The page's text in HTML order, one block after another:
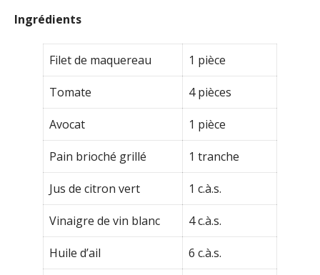
Ingrédients
Filet de maquereau 1 pièce
Tomate 4 pièces
Avocat 1 pièce
Pain brioché grillé 1 tranche
Jus de citron vert 1 c.à.s.
Vinaigre de vin blanc 4 c.à.s.
Huile d’ail 6 c.à.s.